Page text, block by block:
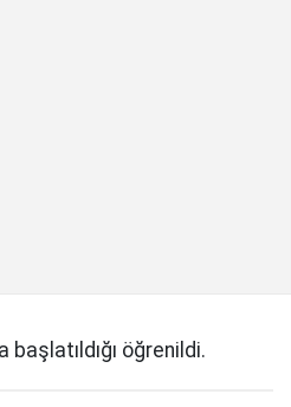
öğrenildi.